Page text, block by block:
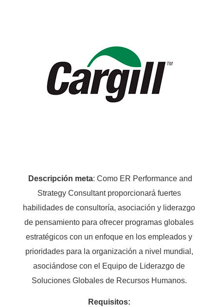
Descripción meta: Como ER Performance and
Strategy Consultant proporcionará fuertes
habilidades de consultoría, asociación y liderazgo
de pensamiento para ofrecer programas globales
estratégicos con un enfoque en los empleados y
prioridades para la organización a nivel mundial,
asociándose con el Equipo de Liderazgo de
Soluciones Globales de Recursos Humanos.
Requisitos: